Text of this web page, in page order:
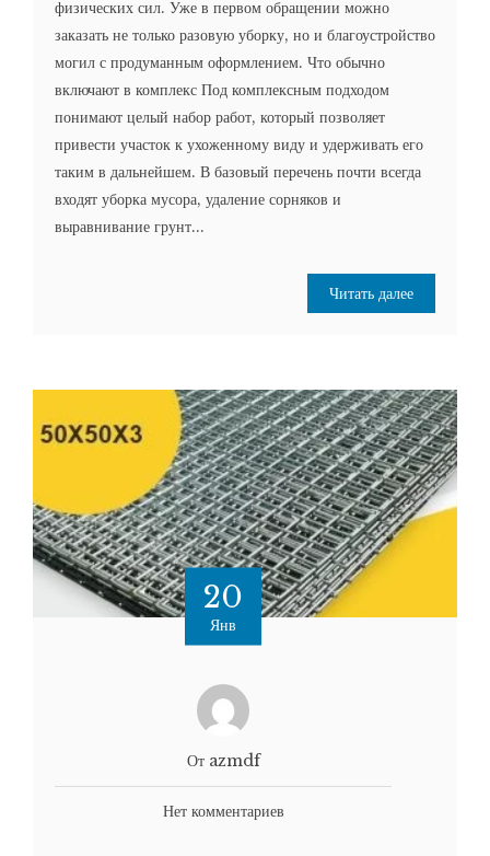
физических сил. Уже в первом обращении можно
заказать не только разовую уборку, но и благоустройство
могил с продуманным оформлением. Что обычно
включают в комплекс Под комплексным подходом
понимают целый набор работ, который позволяет
привести участок к ухоженному виду и удерживать его
таким в дальнейшем. В базовый перечень почти всегда
входят уборка мусора, удаление сорняков и
выравнивание грунт...
Читать далее
20
Янв
От azmdf
Нет комментариев